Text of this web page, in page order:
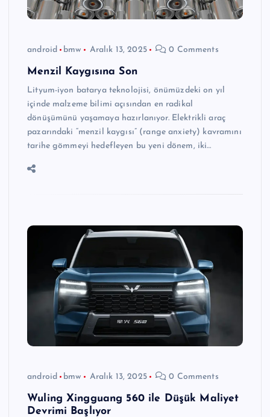
android bmw Aralık 13, 2025 0 Comments
Menzil Kaygısına Son
Lityum-iyon batarya teknolojisi, önümüzdeki on yıl
içinde malzeme bilimi açısından en radikal
dönüşümünü yaşamaya hazırlanıyor. Elektrikli araç
pazarındaki “menzil kaygısı” (range anxiety) kavramını
tarihe gömmeyi hedefleyen bu yeni dönem, iki…
android bmw Aralık 13, 2025 0 Comments
Wuling Xingguang 560 ile Düşük Maliyet
Devrimi Başlıyor